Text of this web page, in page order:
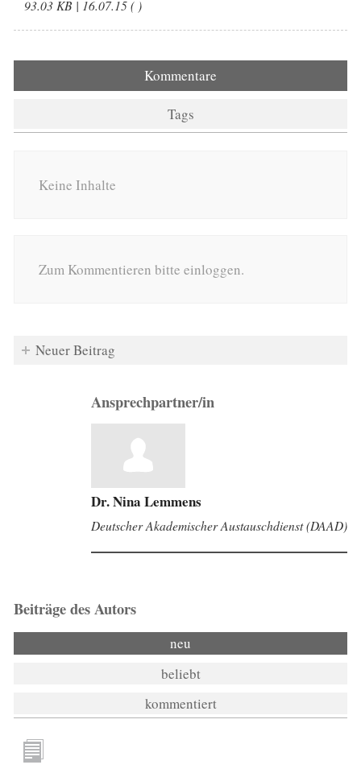
93.03 KB | 16.07.15 ( )
Kommentare
Tags
Keine Inhalte
Zum Kommentieren bitte einloggen.
Neuer Beitrag
Ansprechpartner/in
Dr. Nina Lemmens
Deutscher Akademischer Austauschdienst (DAAD)
Beiträge des Autors
neu
beliebt
kommentiert